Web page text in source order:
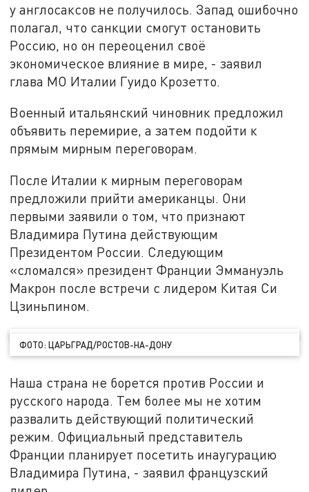
у англосаксов не получилось. Запад ошибочно
полагал, что санкции смогут остановить
Россию, но он переоценил своё
экономическое влияние в мире, - заявил
глава МО Италии Гуидо Крозетто.
Военный итальянский чиновник предложил
объявить перемирие, а затем подойти к
прямым мирным переговорам.
После Италии к мирным переговорам
предложили прийти американцы. Они
первыми заявили о том, что признают
Владимира Путина действующим
Президентом России. Следующим
«сломался» президент Франции Эммануэль
Макрон после встречи с лидером Китая Си
Цзиньпином.
ФОТО: ЦАРЬГРАД/РОСТОВ-НА-ДОНУ
Наша страна не борется против России и
русского народа. Тем более мы не хотим
развалить действующий политический
режим. Официальный представитель
Франции планирует посетить инаугурацию
Владимира Путина, - заявил французский